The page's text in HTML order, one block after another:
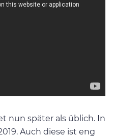
nun später als üblich. In
Auch diese ist eng